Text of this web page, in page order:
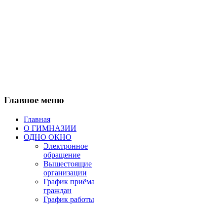
Главное меню
Главная
О ГИМНАЗИИ
ОДНО ОКНО
Электронное
обращение
Вышестоящие
организации
График приёма
граждан
График работы